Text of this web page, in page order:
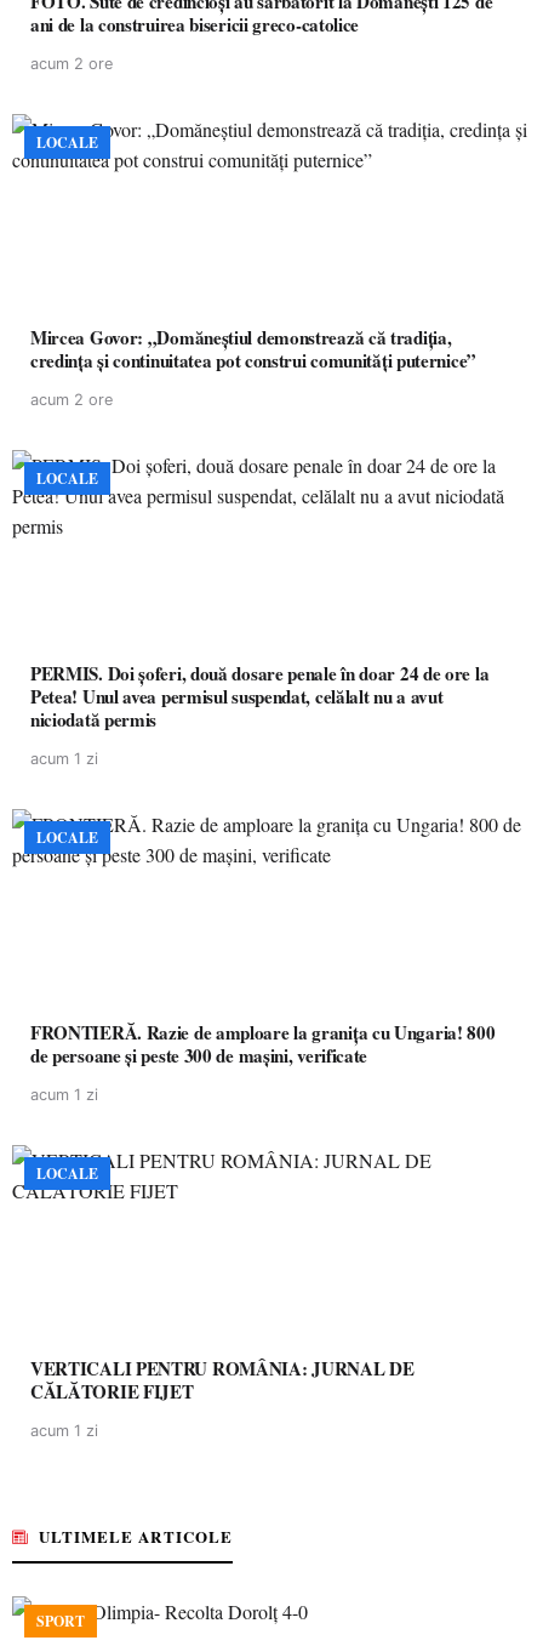
ani de la construirea bisericii greco-catolice
acum 2 ore
LOCALE
Mircea Govor: „Domăneștiul demonstrează că tradiția,
credința și continuitatea pot construi comunități puternice”
acum 2 ore
LOCALE
PERMIS. Doi șoferi, două dosare penale în doar 24 de ore la
Petea! Unul avea permisul suspendat, celălalt nu a avut
niciodată permis
acum 1 zi
LOCALE
FRONTIERĂ. Razie de amploare la granița cu Ungaria! 800
de persoane și peste 300 de mașini, verificate
acum 1 zi
LOCALE
VERTICALI PENTRU ROMÂNIA: JURNAL DE
CĂLĂTORIE FIJET
acum 1 zi
ULTIMELE ARTICOLE
SPORT